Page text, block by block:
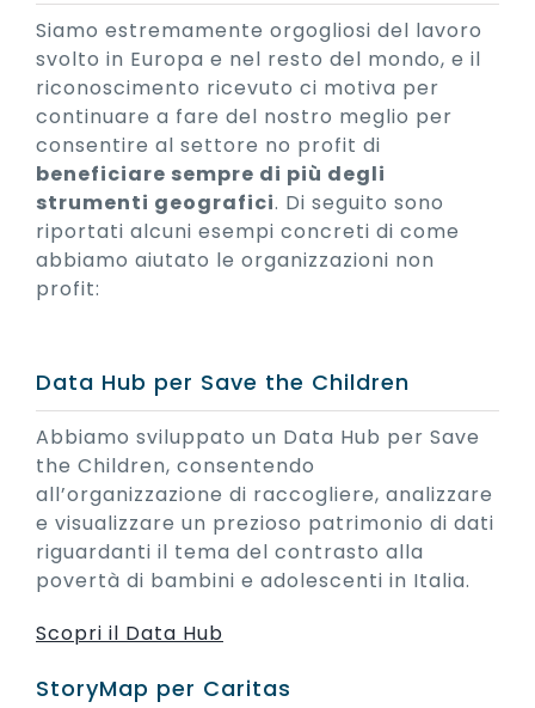
Siamo estremamente orgogliosi del lavoro
svolto in Europa e nel resto del mondo, e il
riconoscimento ricevuto ci motiva per
continuare a fare del nostro meglio per
consentire al settore no profit di
beneficiare sempre di più degli
strumenti geografici. Di seguito sono
riportati alcuni esempi concreti di come
abbiamo aiutato le organizzazioni non
profit:
Data Hub per Save the Children
Abbiamo sviluppato un Data Hub per Save
the Children, consentendo
all’organizzazione di raccogliere, analizzare
e visualizzare un prezioso patrimonio di dati
riguardanti il tema del contrasto alla
povertà di bambini e adolescenti in Italia.
Scopri il Data Hub
StoryMap per Caritas